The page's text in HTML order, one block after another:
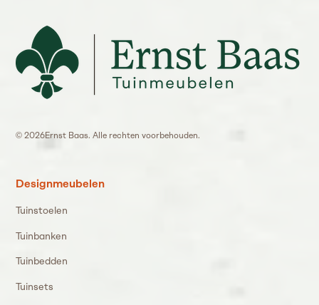
©2026Ernst Baas. Alle rechten voorbehouden.
Designmeubelen
Tuinstoelen
Tuinbanken
Tuinbedden
Tuinsets